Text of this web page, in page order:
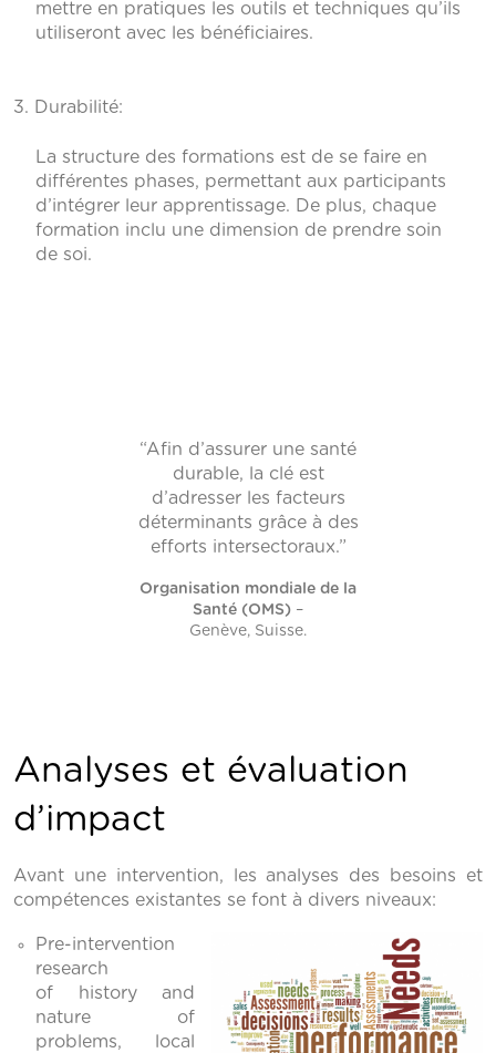
mettre en pratiques les outils et techniques qu’ils
utiliseront avec les bénéficiaires.
3. Durabilité:
La structure des formations est de se faire en
différentes phases, permettant aux participants
d’intégrer leur apprentissage. De plus, chaque
formation inclu une dimension de prendre soin
de soi.
“Afin d’assurer une santé
durable, la clé est
d’adresser les facteurs
déterminants grâce à des
efforts intersectoraux.”
Organisation mondiale de la
Santé (OMS) –
Genève, Suisse.
Analyses et évaluation
d’impact
Avant une intervention, les analyses des besoins et
compétences existantes se font à divers niveaux:
Pre-intervention
research
of history and
nature of
problems, local